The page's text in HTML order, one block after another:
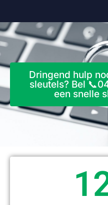
Dringend hulp
sleutels? Bel
een snelle